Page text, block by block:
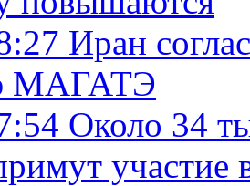
Иран
МАГАТЭ
Около 34
участие